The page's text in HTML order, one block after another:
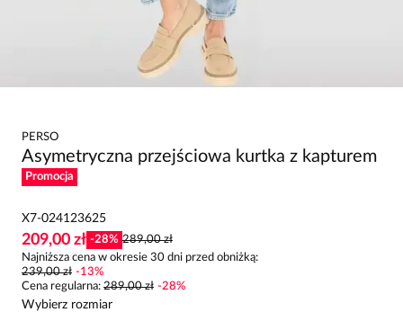
PERSO
Asymetryczna przejściowa kurtka z kapturem
Promocja
X7-024123625
209,00 zł -28% 289,00 zł
Najniższa cena w okresie 30 dni przed obniżką:
239,00 zł -13%
Cena regularna: 289,00 zł -28%
Wybierz rozmiar